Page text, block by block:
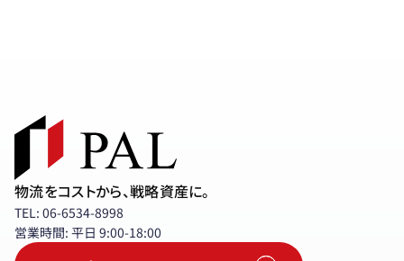
物流をコストから、戦略資産に。
TEL: 06-6534-8998
営業時間: 平日 9:00-18:00